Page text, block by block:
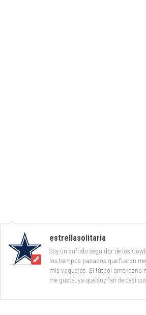
estrellasolitaria
Soy un sufrido seguidor de los
los tiempos pasados que fueron
mis vaqueros. El fútbol americano
me gusta, ya que soy fan de casi